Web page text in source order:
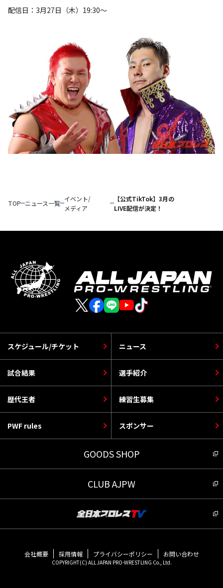
配信日：3月27日（木）19:30～
TOP ニュース一覧
イベント/
メディア
【公式TikTok】3月の
LIVE配信が決定！
スケジュール/チケット
選手紹介
PWF rules
ニュース
歴代王者
スポンサー
試合結果
練習生募集
GOODS SHOP
CLUB AJPW
会社概要 採用情報 プライバシーポリシー お問い合わせ
COPYRIGHT(C) ALL JAPAN PRO-WRESTLING Co., Ltd.